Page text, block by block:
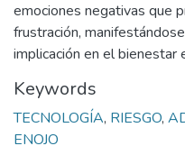
emociones negativas que
frustración,
implicación en el bienestar
Keywords
TECNOLOGÍA, RIESGO,
ENOJO